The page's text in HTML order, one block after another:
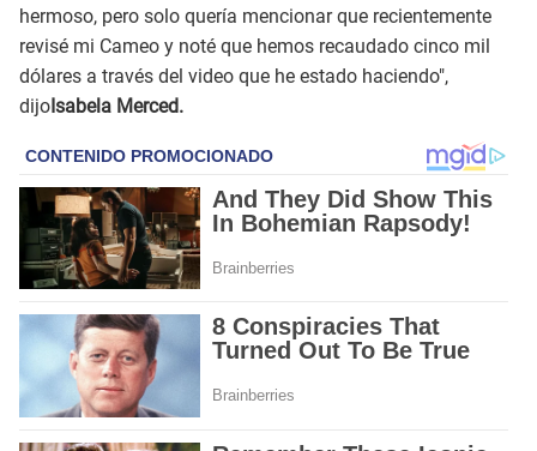
hermoso, pero solo quería mencionar que recientemente
revisé mi Cameo y noté que hemos recaudado cinco mil
dólares a través del video que he estado haciendo",
dijo Isabela Merced.